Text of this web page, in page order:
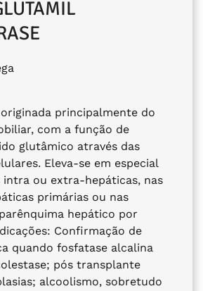
principalmente do
com a função de
glutâmico através das
Eleva-se em especial
intra ou extra-hepáticas, nas
primárias ou nas
hepático por
Confirmação de
quando fosfatase alcalina
pós transplante
alcoolismo, sobretudo